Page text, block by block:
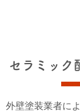
セラミック
外壁塗装業者に